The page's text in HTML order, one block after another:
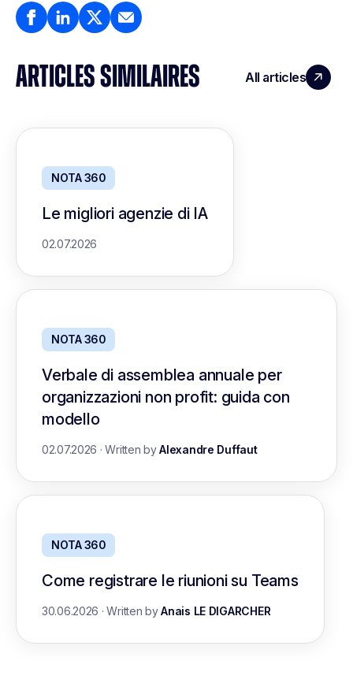
ARTICLES SIMILAIRES All articles
NOTA 360
Le migliori agenzie di IA
02.07.2026
NOTA 360
Verbale di assemblea annuale per
organizzazioni non profit: guida con
modello
02.07.2026 ·Written byAlexandre Duffaut
NOTA 360
Come registrare le riunioni su Teams
30.06.2026 ·Written byAnais LE DIGARCHER